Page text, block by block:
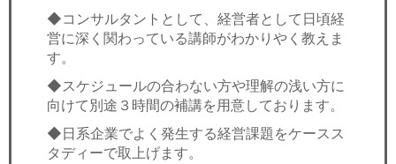
◆コンサルタントとして、経営者として日頃経
営に深く関わっている講師がわかりやく教えま
す。
◆スケジュールの合わない方や理解の浅い方に
向けて別途３時間の補講を用意しております。
◆日系企業でよく発生する経営課題をケースス
タディーで取上げます。